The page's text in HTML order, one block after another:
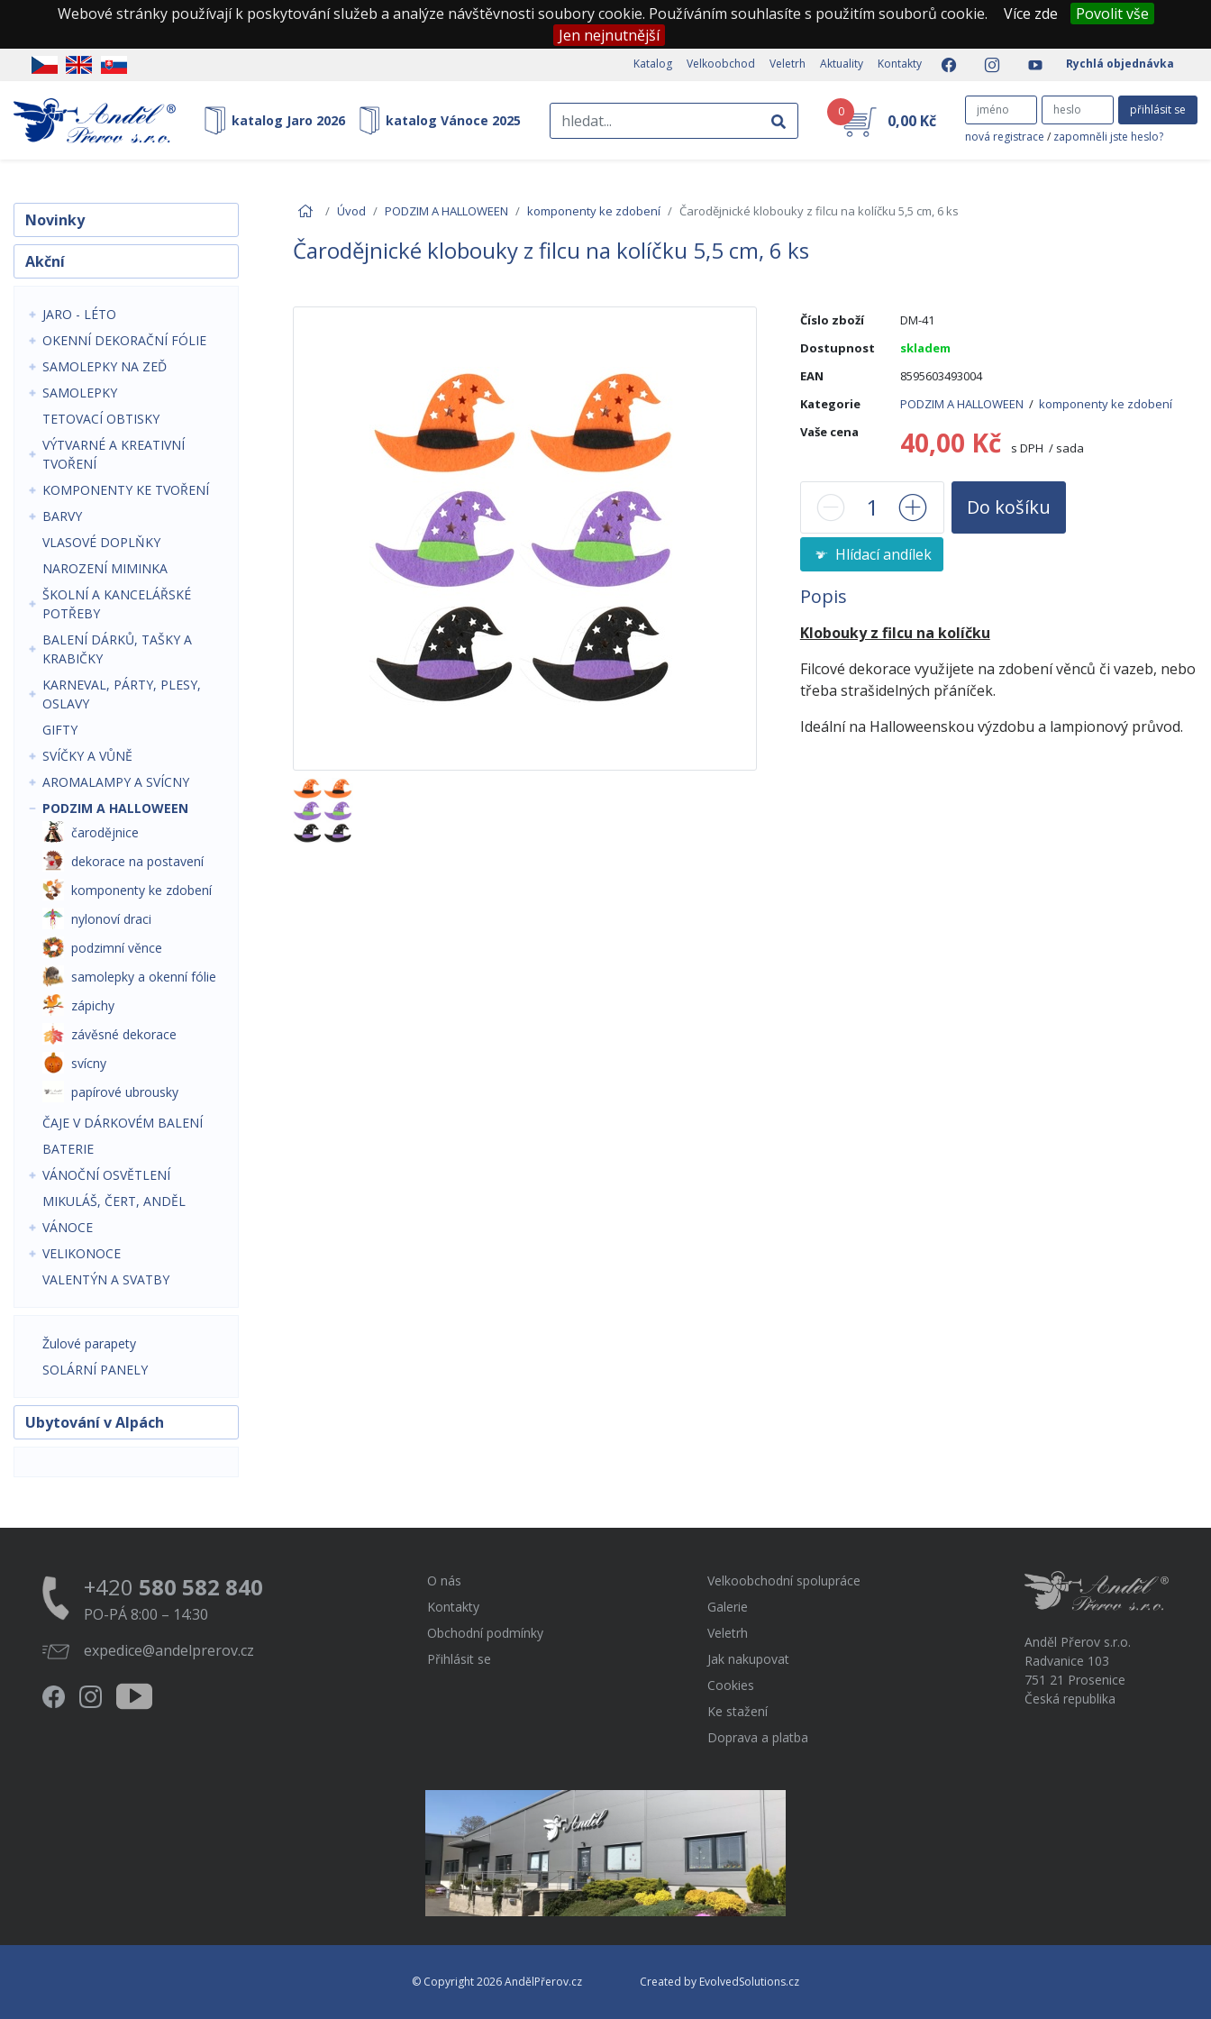
Webové stránky používají k poskytování služeb a analýze návštěvnosti soubory cookie. Používáním souhlasíte s použitím souborů cookie. Více zde
Povolit vše
Jen nejnutnější
Katalog Velkoobchod Veletrh Aktuality Kontakty Rychlá objednávka
katalog Jaro 2026 katalog Vánoce 2025
0 0,00 Kč
přihlásit se
nová registrace / zapomněli jste heslo?
Novinky
Akční
JARO - LÉTO
OKENNÍ DEKORAČNÍ FÓLIE
SAMOLEPKY NA ZEĎ
SAMOLEPKY
TETOVACÍ OBTISKY
VÝTVARNÉ A KREATIVNÍ
TVOŘENÍ
KOMPONENTY KE TVOŘENÍ
BARVY
VLASOVÉ DOPLŇKY
NAROZENÍ MIMINKA
ŠKOLNÍ A KANCELÁŘSKÉ
POTŘEBY
BALENÍ DÁRKŮ, TAŠKY A
KRABIČKY
KARNEVAL, PÁRTY, PLESY,
OSLAVY
GIFTY
SVÍČKY A VŮNĚ
AROMALAMPY A SVÍCNY
PODZIM A HALLOWEEN
čarodějnice
dekorace na postavení
komponenty ke zdobení
nylonoví draci
podzimní věnce
samolepky a okenní fólie
zápichy
závěsné dekorace
svícny
papírové ubrousky
ČAJE V DÁRKOVÉM BALENÍ
BATERIE
VÁNOČNÍ OSVĚTLENÍ
MIKULÁŠ, ČERT, ANDĚL
VÁNOCE
VELIKONOCE
VALENTÝN A SVATBY
Žulové parapety
SOLÁRNÍ PANELY
Ubytování v Alpách
Úvod PODZIM A HALLOWEEN komponenty ke zdobení Čarodějnické klobouky z filcu na kolíčku 5,5 cm, 6 ks
Čarodějnické klobouky z filcu na kolíčku 5,5 cm, 6 ks
Číslo zboží
DM-41
Dostupnost
skladem
EAN
8595603493004
Kategorie
PODZIM A HALLOWEEN / komponenty ke zdobení
Vaše cena
40,00 Kč s DPH / sada
Do košíku
Hlídací andílek
Popis
Klobouky z filcu na kolíčku
Filcové dekorace využijete na zdobení věnců či vazeb, nebo
třeba strašidelných přáníček.
Ideální na Halloweenskou výzdobu a lampionový průvod.
+420 580 582 840
PO-PÁ 8:00 – 14:30
expedice@andelprerov.cz
O nás
Kontakty
Obchodní podmínky
Přihlásit se
Velkoobchodní spolupráce
Galerie
Veletrh
Jak nakupovat
Cookies
Ke stažení
Doprava a platba
Anděl Přerov s.r.o.
Radvanice 103
751 21 Prosenice
Česká republika
© Copyright 2026 AndělPřerov.cz Created by EvolvedSolutions.cz